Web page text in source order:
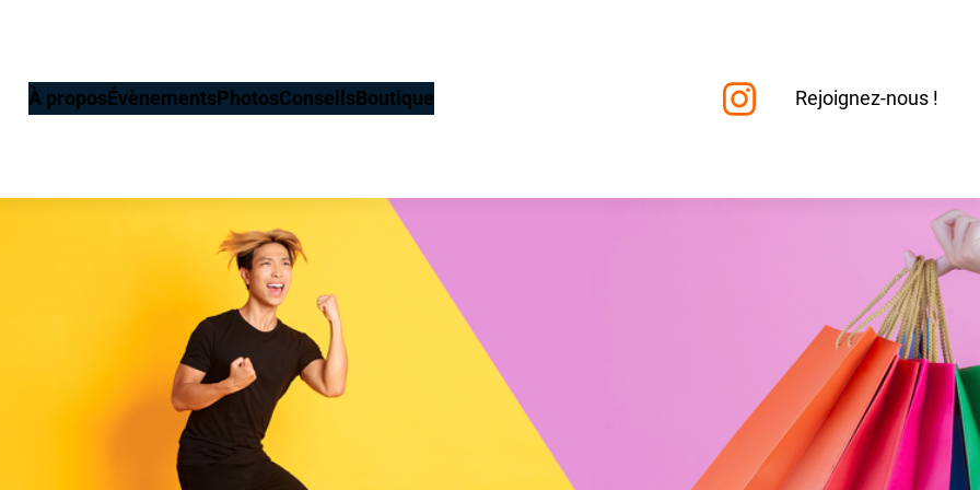
À proposÉvènementsPhotosConseilsBoutique Instagram Rejoignez-nous !